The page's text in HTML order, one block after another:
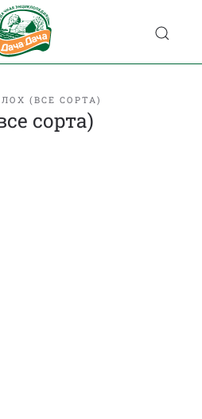
(ВСЕ СОРТА)
сорта)